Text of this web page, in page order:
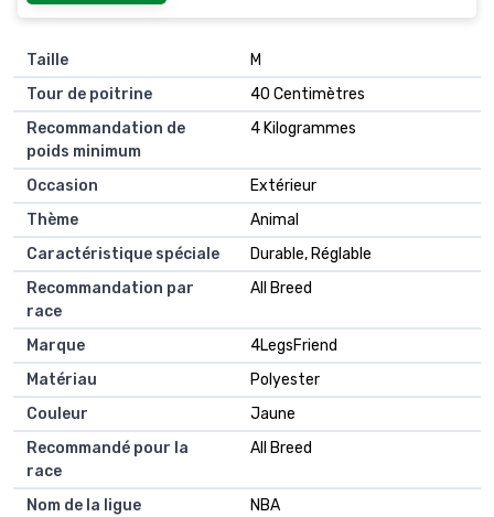
Taille
M
Tour de poitrine
40 Centimètres
Recommandation de
poids minimum
4 Kilogrammes
Occasion
Extérieur
Thème
Animal
Caractéristique spéciale
Durable, Réglable
Recommandation par
race
All Breed
Marque
4LegsFriend
Matériau
Polyester
Couleur
Jaune
Recommandé pour la
race
All Breed
Nom de la ligue
NBA